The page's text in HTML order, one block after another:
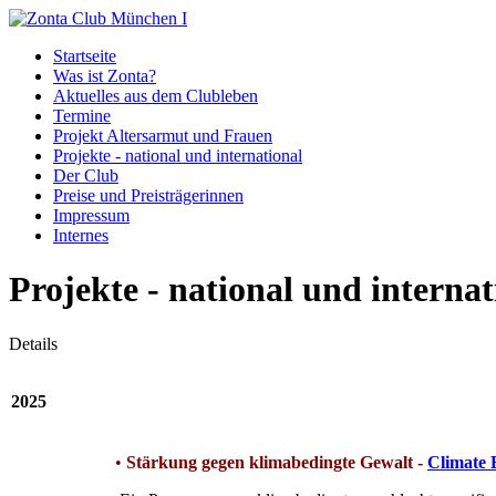
Startseite
Was ist Zonta?
Aktuelles aus dem Clubleben
Termine
Projekt Altersarmut und Frauen
Projekte - national und international
Der Club
Preise und Preisträgerinnen
Impressum
Internes
Projekte - national und
Details
2025
• Stärkung gegen klimabedingte Gewalt - Climate